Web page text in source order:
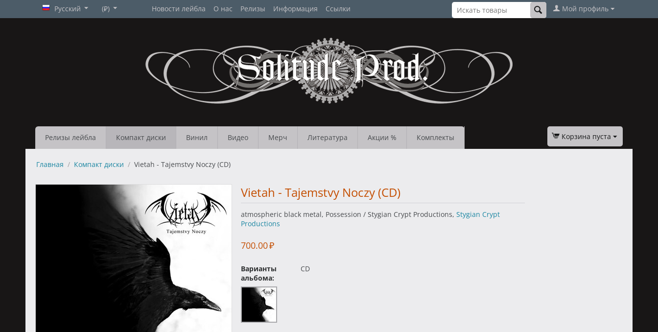
Русский (₽) Новости лейбла О нас Релизы Информация Ссылки Мой профиль
Релизы лейбла Компакт диски Винил Видео Мерч Литература Акции % Комплекты Корзина пуста
Главная / Компакт диски / Vietah - Tajemstvy Noczy (CD)
Vietah - Tajemstvy Noczy (CD)
atmospheric black metal, Possession / Stygian Crypt Productions, Stygian Crypt
Productions
700.00₽
Варианты
альбома:
CD